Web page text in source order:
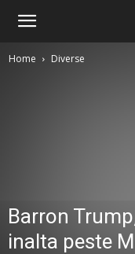
Home Diverse
Barron
inalta peste